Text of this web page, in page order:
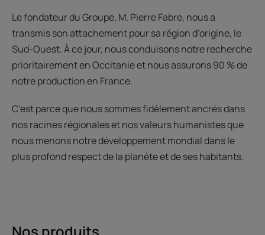
Le fondateur du Groupe, M. Pierre Fabre, nous a
transmis son attachement pour sa région d’origine, le
Sud-Ouest. À ce jour, nous conduisons notre recherche
prioritairement en Occitanie et nous assurons 90 % de
notre production en France.
C’est parce que nous sommes fidèlement ancrés dans
nos racines régionales et nos valeurs humanistes que
nous menons notre développement mondial dans le
plus profond respect de la planète et de ses habitants.